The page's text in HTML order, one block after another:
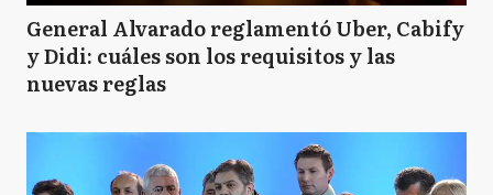
General Alvarado reglamentó Uber, Cabify
y Didi: cuáles son los requisitos y las
nuevas reglas